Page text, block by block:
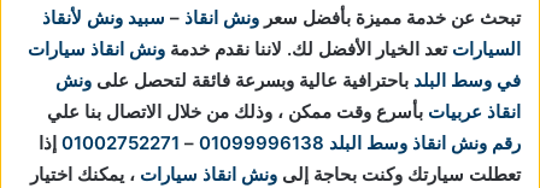
تبحث عن خدمة مميزة بأفضل سعر ونش انقاذ – سبيد ونش لأنقاذ
السيارات تعد الخيار الأفضل لك. لاننا نقدم خدمة ونش انقاذ سيارات
في وسط البلد باحترافية عالية وبسرعة فائقة لتحصل على ونش
انقاذ عربيات بأسرع وقت ممكن ، وذلك من خلال الاتصال بنا علي
رقم ونش انقاذ وسط البلد 01099996138
–
01002752271 إذا
تعطلت سيارتك وكنت بحاجة إلى ونش انقاذ سيارات ، يمكنك اختيار